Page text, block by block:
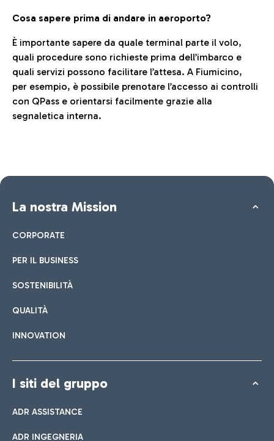
Cosa sapere prima di andare in aeroporto?
È importante sapere da quale terminal parte il volo,
quali procedure sono richieste prima dell’imbarco e
quali servizi possono facilitare l’attesa. A Fiumicino,
per esempio, è possibile prenotare l’accesso ai controlli
con QPass e orientarsi facilmente grazie alla
segnaletica interna.
La nostra Mission
CORPORATE
PER IL BUSINESS
SOSTENIBILITÀ
QUALITÀ
INNOVATION
I siti del gruppo
ADR ASSISTANCE
ADR INGEGNERIA